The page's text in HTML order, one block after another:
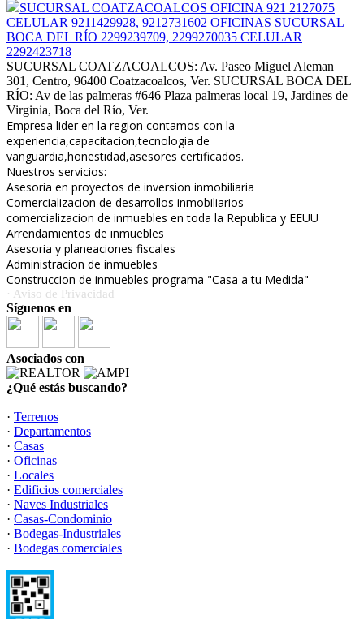
SUCURSAL COATZACOALCOS OFICINA 921 2127075
CELULAR 9211429928, 9212731602 OFICINAS SUCURSAL
BOCA DEL RÍO 2299239709, 2299270035 CELULAR
2292423718
SUCURSAL COATZACOALCOS: Av. Paseo Miguel Aleman
301, Centro, 96400 Coatzacoalcos, Ver. SUCURSAL BOCA DEL
RÍO: Av de las palmeras #646 Plaza palmeras local 19, Jardines de
Virginia, Boca del Río, Ver.
Empresa lider en la region contamos con la
experiencia,capacitacion,tecnologia de
vanguardia,honestidad,asesores certificados.
Nuestros servicios:
Asesoria en proyectos de inversion inmobiliaria
Comercializacion de desarrollos inmobiliarios
comercializacion de inmuebles en toda la Republica y EEUU
Arrendamientos de inmuebles
Asesoria y planeaciones fiscales
Administracion de inmuebles
Construccion de inmuebles programa "Casa a tu Medida"
· Aviso de Privacidad
Síguenos en
Asociados con
¿Qué estás buscando?
· Terrenos
· Departamentos
· Casas
· Oficinas
· Locales
· Edificios comerciales
· Naves Industriales
· Casas-Condominio
· Bodegas-Industriales
· Bodegas comerciales